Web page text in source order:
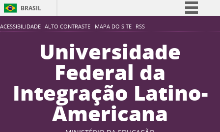
ACESSIBILIDADE ALTO CONTRASTE MAPA DO SITE RSS
BRASIL
Simplifique!
Participe
Acesso à informação
Legislação
Canais
Universidade
Federal da
Integração Latino-
Americana